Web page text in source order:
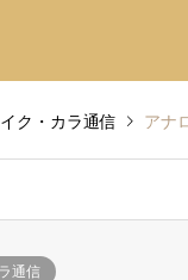
ク・カラ通信 アナ
通信